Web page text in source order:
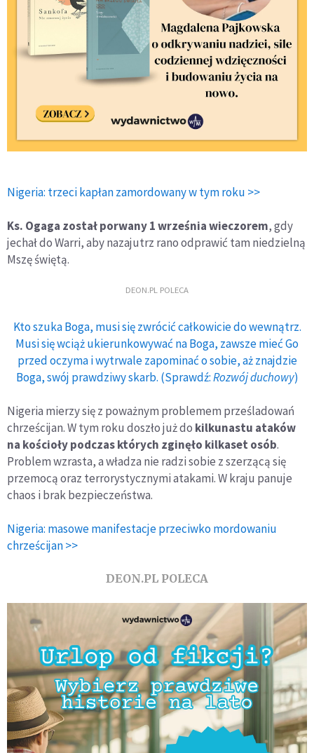
Nigeria: trzeci kapłan zamordowany w tym roku >>
Ks. Ogaga został porwany 1 września wieczorem, gdy
jechał do Warri, aby nazajutrz rano odprawić tam niedzielną
Mszę świętą.
DEON.PL POLECA
Kto szuka Boga, musi się zwrócić całkowicie do wewnątrz.
Musi się wciąż ukierunkowywać na Boga, zawsze mieć Go
przed oczyma i wytrwale zapominać o sobie, aż znajdzie
Boga, swój prawdziwy skarb. (Sprawdź:Rozwój duchowy)
Nigeria mierzy się z poważnym problemem prześladowań
chrześcijan. W tym roku doszło już do kilkunastu ataków
na kościoły podczas których zginęło kilkaset osób.
Problem wzrasta, a władza nie radzi sobie z szerzącą się
przemocą oraz terrorystycznymi atakami. W kraju panuje
chaos i brak bezpieczeństwa.
Nigeria: masowe manifestacje przeciwko mordowaniu
chrześcijan >>
DEON.PL POLECA